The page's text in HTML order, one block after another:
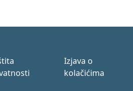
Izjava o
kolačićima